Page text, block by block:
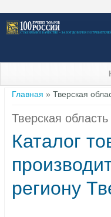
Вы здесь
Главная » Тверская
Тверская область
Каталог
региону